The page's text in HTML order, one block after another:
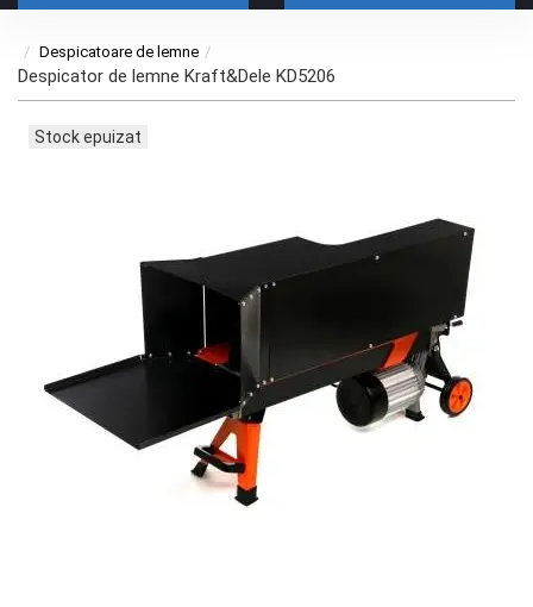
Despicatoare de lemne
Despicator de lemne Kraft&Dele KD5206
Stock epuizat